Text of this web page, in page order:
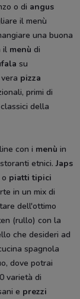
o di angus
il menù
una buona
il menù di
su
pizza
primi di
della
con i menù in
etnici.Japs
o piatti tipici
in un mix di
dell'ottimo
(rullo) con la
che desideri ad
spagnola
dove potrai
varietà di
e prezzi